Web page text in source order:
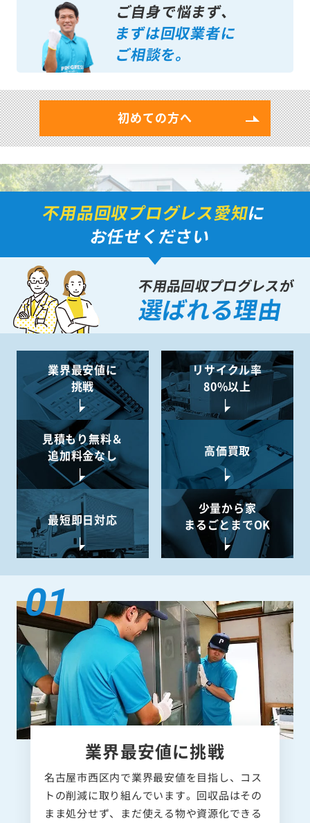
ご自身で悩まず、
まずは回収業者に
ご相談を。
初めての方へ
不用品回収プログレス愛知に
お任せください
不用品回収プログレスが
選ばれる理由
業界最安値に
挑戦
リサイクル率
80%以上
見積もり無料＆
追加料金なし
高価買取
最短即日対応
少量から家
まるごとまでOK
業界最安値に挑戦
名古屋市西区内で業界最安値を目指し、コス
トの削減に取り組んでいます。回収品はその
まま処分せず、まだ使える物や資源化できる